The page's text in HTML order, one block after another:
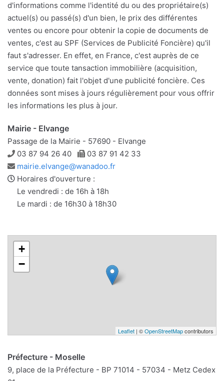
d'informations comme l'identité du ou des propriétaire(s)
actuel(s) ou passé(s) d'un bien, le prix des différentes
ventes ou encore pour obtenir la copie de documents de
ventes, c'est au SPF (Services de Publicité Foncière) qu'il
faut s'adresser. En effet, en France, c'est auprès de ce
service que toute tansaction immobilière (acquisition,
vente, donation) fait l'objet d'une publicité foncière. Ces
données sont mises à jours régulièrement pour vous offrir
les informations les plus à jour.
Mairie - Elvange
Passage de la Mairie - 57690 - Elvange
Téléphone
03 87 94 26 40 Télécopie
03 87 91 42 33
Adresse
e-
mail
mairie.elvange@wanadoo.fr
Horaires d'ouverture :
Le vendredi : de 16h à 18h
Le mardi : de 16h30 à 18h30
+
−
Leaflet | ©OpenStreetMapcontributors
Préfecture - Moselle
9, place de la Préfecture - BP 71014 - 57034 - Metz Cedex